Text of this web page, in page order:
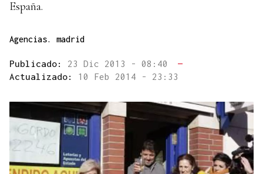
España.
Agencias. madrid
Publicado: 23 Dic 2013 - 08:40
—
Actualizado: 10 Feb 2014 - 23:33